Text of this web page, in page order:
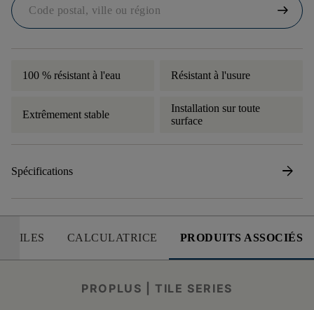
arrow_right_alt
100 % résistant à l'eau Résistant à l'usure
Extrêmement stable
Installation sur toute
surface
Spécifications arrow_forward
CALCULATRICE PRODUITS ASSOCIÉS
PROPLUS | TILE SERIES